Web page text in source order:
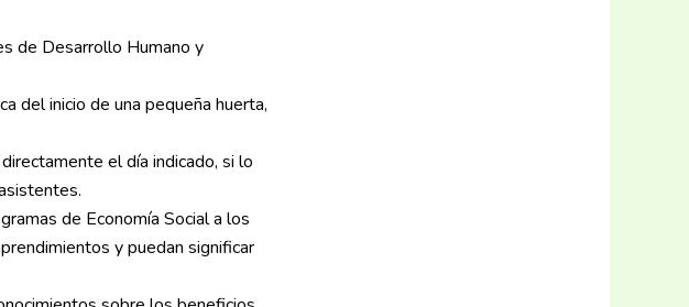
de Desarrollo Humano y
del inicio de una pequeña huerta,
el día indicado, si lo
de Economía Social a los
y puedan significar